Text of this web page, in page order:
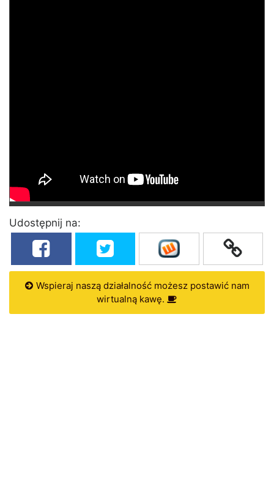
Udostępnij na:
Wspieraj naszą działalność możesz postawić nam
wirtualną kawę.